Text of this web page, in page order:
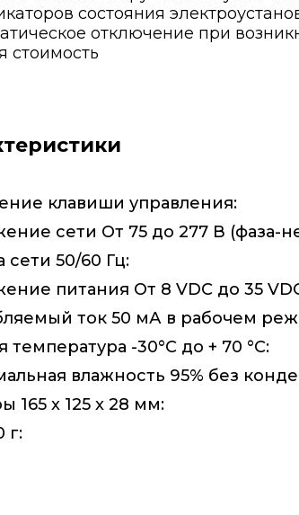
состояния
отключение при
стоимость
клавиши управления:
сети От 75 до 277 В (фаза-
сети 50/60 Гц:
питания От 8 VDC до 35
ток 50 мА в рабочем
температура -30°C до + 70 °C:
влажность 95% без
165 x 125 x 28 мм:
г: